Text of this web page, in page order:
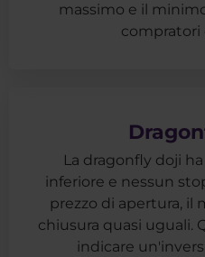
massimo e il
compratori
La dragonfly doji
inferiore e nessun
prezzo di apertura, il
chiusura quasi uguali.
indicare